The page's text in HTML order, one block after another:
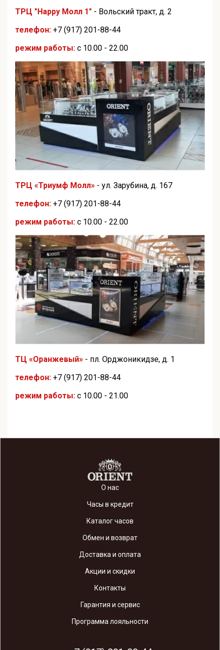
ТРЦ "Happy Молл 1" - Вольский тракт, д. 2
телефон: +7 (917) 201-88-44
режим работы: с 10.00 - 22.00
ТРЦ «Триумф Молл» - ул. Зарубина, д. 167
телефон: +7 (917) 201-88-44
режим работы: с 10.00 - 22.00
ТЦ «Оранжевый» - пл. Орджоникидзе, д. 1
телефон: +7 (917) 201-88-44
режим работы: с 10.00 - 21.00
О нас
Часы в кредит
Каталог часов
Обмен и возврат
Доставка и оплата
Акции и скидки
Контакты
Гарантия и сервис
Программа лояльности